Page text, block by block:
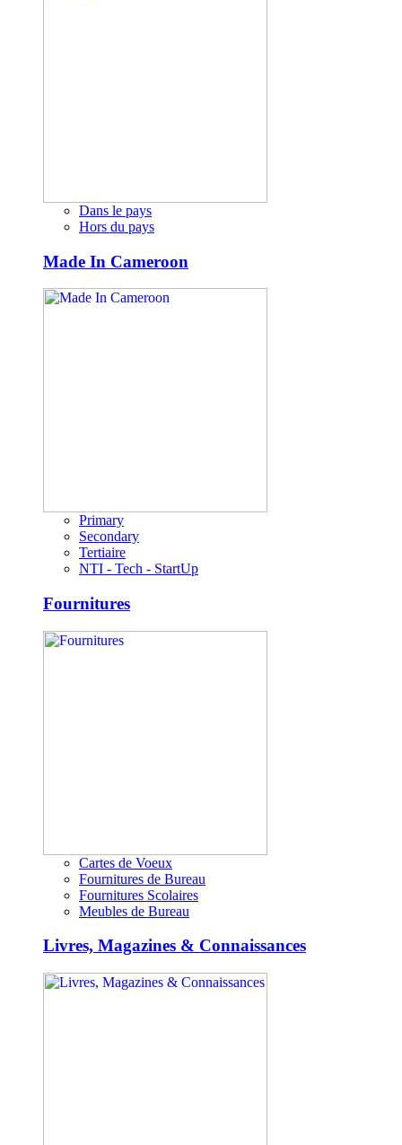
Dans le pays
Hors du pays
Made In Cameroon
Primary
Secondary
Tertiaire
NTI - Tech - StartUp
Fournitures
Cartes de Voeux
Fournitures de Bureau
Fournitures Scolaires
Meubles de Bureau
Livres, Magazines & Connaissances